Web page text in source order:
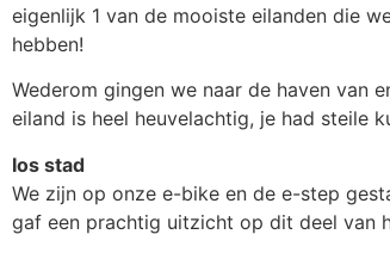
eigenlijk 1 van de mooiste eilanden die
hebben!
Wederom gingen we naar de haven van
eiland is heel heuvelachtig, je had steile
Ios stad
We zijn op onze e-bike en de e-step
gaf een prachtig uitzicht op dit deel van